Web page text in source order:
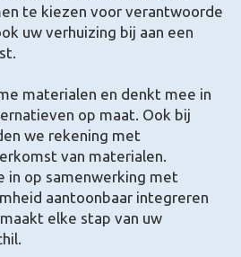
te kiezen voor verantwoorde
uw verhuizing bij aan een
materialen en denkt mee in
op maat. Ook bij
we rekening met
van materialen.
in op samenwerking met
aantoonbaar integreren
elke stap van uw